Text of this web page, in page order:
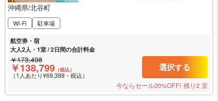
沖縄県/北谷町
Wi-Fi 駐車場
航空券・宿
大人2人・1室 / 2日間の合計料金
￥173,498
￥138,799 （税込）
（1人あたり¥69,399・税込）
選択する
今ならセール20%OFF! 残り2 室